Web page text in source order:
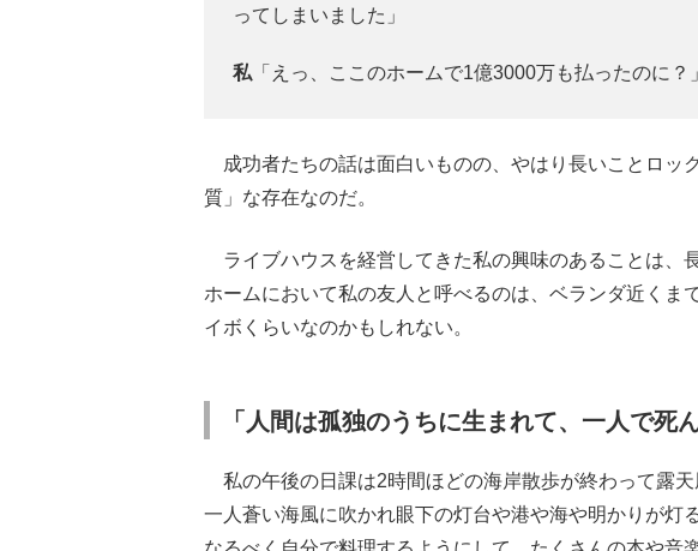
ってしまいました」
私 「えっ、ここのホームで1億3000万も払ったのに？」
成功者たちの話は面白いものの、やはり長いことロッ
質」な存在なのだ。
ライブハウスを経営してきた私の興味のあることは、
ホームにおいて私の友人と呼べるのは、ベランダ近くま
イボくらいなのかもしれない。
「人間は孤独のうちに生まれて、一人で死
私の午後の日課は2時間ほどの海岸散歩が終わって露
一人蒼い海風に吹かれ眼下の灯台や港や海や明かりが灯